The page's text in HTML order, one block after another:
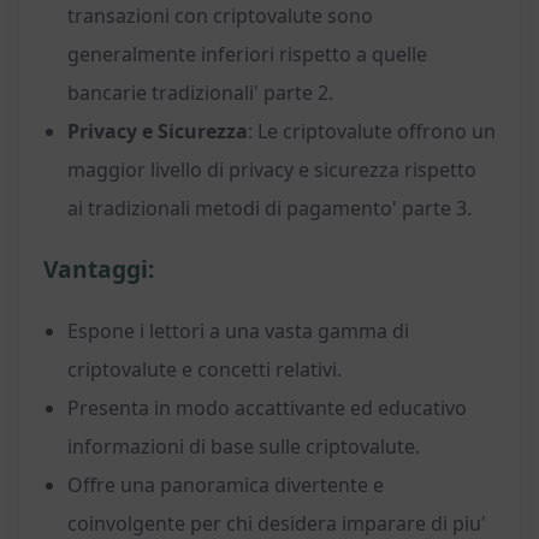
transazioni con criptovalute sono
generalmente inferiori rispetto a quelle
bancarie tradizionali' parte 2.
Privacy e Sicurezza: Le criptovalute offrono un
maggior livello di privacy e sicurezza rispetto
ai tradizionali metodi di pagamento' parte 3.
Vantaggi:
Espone i lettori a una vasta gamma di
criptovalute e concetti relativi.
Presenta in modo accattivante ed educativo
informazioni di base sulle criptovalute.
Offre una panoramica divertente e
coinvolgente per chi desidera imparare di piu'